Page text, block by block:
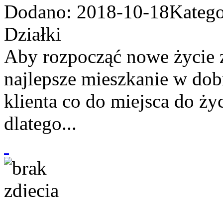
Dodano: 2018-10-18
Działki
Aby rozpocząć nowe życie
najlepsze mieszkanie w
klienta co do miejsca do
dlatego...